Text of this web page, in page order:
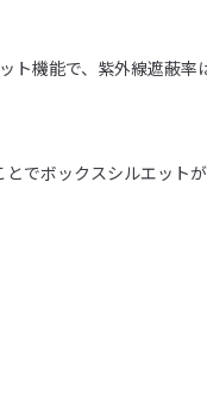
機能で、紫外線遮蔽
でボックスシルエット